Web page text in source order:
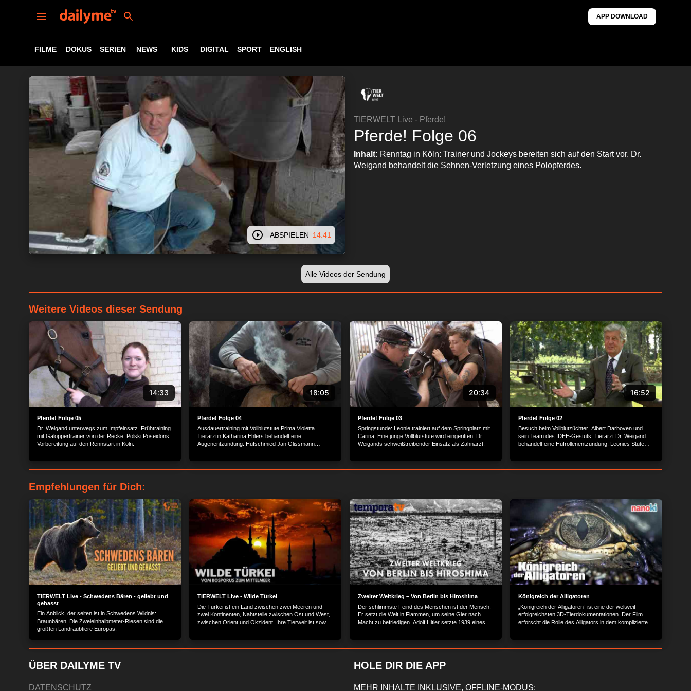
APP DOWNLOAD
FILME DOKUS SERIEN NEWS KIDS DIGITAL SPORT ENGLISH
ABSPIELEN 14:41
TIERWELT Live - Pferde!
Pferde! Folge 06
Inhalt: Renntag in Köln: Trainer und Jockeys bereiten sich auf den Start vor. Dr.
Weigand behandelt die Sehnen-Verletzung eines Polopferdes.
Alle Videos der Sendung
Weitere Videos dieser Sendung
14:33
Pferde! Folge 05
Dr. Weigand unterwegs zum Impfeinsatz. Frühtraining
mit Galoppertrainer von der Recke. Polski Poseidons
Vorbereitung auf den Rennstart in Köln.
18:05
Pferde! Folge 04
Ausdauertraining mit Vollblutstute Prima Violetta.
Tierärztin Katharina Ehlers behandelt eine
Augenentzündung. Hufschmied Jan Glissmann
20:34
Pferde! Folge 03
Springstunde: Leonie trainiert auf dem Springplatz mit
Carina. Eine junge Vollblutstute wird eingeritten. Dr.
Weigands schweißtreibender Einsatz als Zahnarzt.
16:52
Pferde! Folge 02
Besuch beim Vollblutzüchter: Albert Darboven und
sein Team des IDEE-Gestüts. Tierarzt Dr. Weigand
behandelt eine Hufrollenentzündung. Leonies Stute
Empfehlungen für Dich:
TIERWELT Live - Schwedens Bären - geliebt und
gehasst
Ein Anblick, der selten ist in Schwedens Wildnis:
Braunbären. Die Zweieinhalbmeter-Riesen sind die
größten Landraubtiere Europas.
TIERWELT Live - Wilde Türkei
Die Türkei ist ein Land zwischen zwei Meeren und
zwei Kontinenten, Nahtstelle zwischen Ost und West,
zwischen Orient und Okzident. Ihre Tierwelt ist sowohl
Zweiter Weltkrieg – Von Berlin bis Hiroshima
Der schlimmste Feind des Menschen ist der Mensch.
Er setzt die Welt in Flammen, um seine Gier nach
Macht zu befriedigen. Adolf Hitler setzte 1939 eines
Lochhamer Str. 9, 82152 Planegg/München
Königreich der Alligatoren
„Königreich der Alligatoren“ ist eine der weltweit
erfolgreichsten 3D-Tierdokumentationen. Der Film
erforscht die Rolle des Alligators in dem komplizierten
Tierarten. Doch nur ein Tier steht an der Spitze der
ÜBER DAILYME TV
DATENSCHUTZ
HOLE DIR DIE APP
MEHR INHALTE INKLUSIVE, OFFLINE-MODUS: